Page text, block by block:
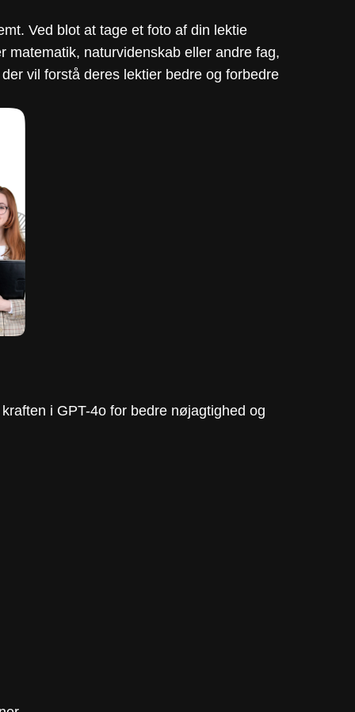
Ved blot at tage et foto af din lektie
matematik, naturvidenskab eller andre fag,
vil forstå deres lektier bedre og forbedre
i GPT-4o for bedre nøjagtighed og